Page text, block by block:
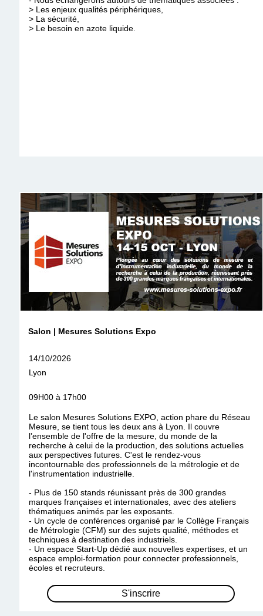
> Les enjeux qualités périphériques,
> La sécurité,
> Le besoin en azote liquide.
14/10/2026
Lyon
09H00 à 17h00
Le salon Mesures Solutions EXPO, action phare du Réseau
Mesure, se tient tous les deux ans à Lyon. Il couvre
l’ensemble de l'offre de la mesure, du monde de la
recherche à celui de la production, des solutions actuelles
aux perspectives futures. C'est le rendez-vous
incontournable des professionnels de la métrologie et de
l'instrumentation industrielle.
- Plus de 150 stands réunissant près de 300 grandes
marques françaises et internationales, avec des ateliers
thématiques animés par les exposants.
- Un cycle de conférences organisé par le Collège Français
de Métrologie (CFM) sur des sujets qualité, méthodes et
techniques à destination des industriels.
- Un espace Start-Up dédié aux nouvelles expertises, et un
espace emploi-formation pour connecter professionnels,
écoles et recruteurs.
S'inscrire
Salon | Mesures Solutions Expo